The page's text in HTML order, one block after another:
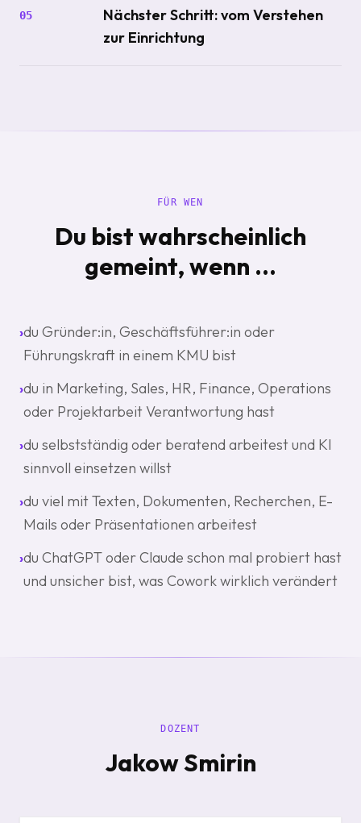
05
Nächster Schritt: vom Verstehen
zur Einrichtung
FÜR WEN
Du bist wahrscheinlich
gemeint, wenn ...
›du Gründer:in, Geschäftsführer:in oder
Führungskraft in einem KMU bist
›du in Marketing, Sales, HR, Finance, Operations
oder Projektarbeit Verantwortung hast
›du selbstständig oder beratend arbeitest und KI
sinnvoll einsetzen willst
›du viel mit Texten, Dokumenten, Recherchen, E-
Mails oder Präsentationen arbeitest
›du ChatGPT oder Claude schon mal probiert hast
und unsicher bist, was Cowork wirklich verändert
DOZENT
Jakow Smirin